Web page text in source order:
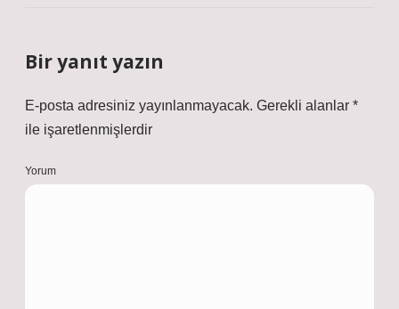
Bir yanıt yazın
E-posta adresiniz yayınlanmayacak. Gerekli alanlar *
ile işaretlenmişlerdir
Yorum